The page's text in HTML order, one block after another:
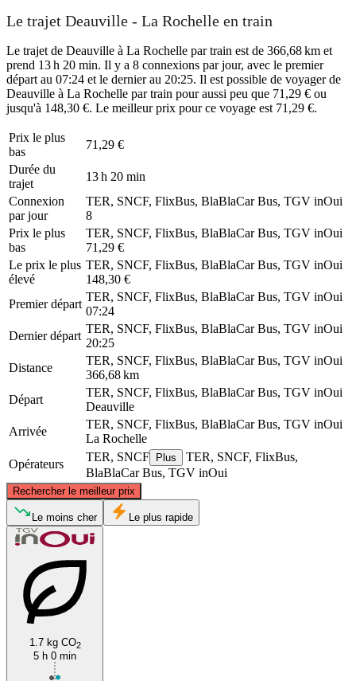
Le trajet Deauville - La Rochelle en train
Le trajet de Deauville à La Rochelle par train est de 366,68 km et
prend 13 h 20 min. Il y a 8 connexions par jour, avec le premier
départ au 07:24 et le dernier au 20:25. Il est possible de voyager de
Deauville à La Rochelle par train pour aussi peu que 71,29 € ou
jusqu'à 148,30 €. Le meilleur prix pour ce voyage est 71,29 €.
Prix ​​le plus
bas
71,29 €
Durée du
trajet
13 h 20 min
Connexion
par jour
TER, SNCF, FlixBus, BlaBlaCar Bus, TGV inOui
8
Prix ​​le plus
bas
TER, SNCF, FlixBus, BlaBlaCar Bus, TGV inOui
71,29 €
Le prix le plus
élevé
TER, SNCF, FlixBus, BlaBlaCar Bus, TGV inOui
148,30 €
Premier départ
TER, SNCF, FlixBus, BlaBlaCar Bus, TGV inOui
07:24
Dernier départ
TER, SNCF, FlixBus, BlaBlaCar Bus, TGV inOui
20:25
Distance
TER, SNCF, FlixBus, BlaBlaCar Bus, TGV inOui
366,68 km
Départ
TER, SNCF, FlixBus, BlaBlaCar Bus, TGV inOui
Deauville
Arrivée
TER, SNCF, FlixBus, BlaBlaCar Bus, TGV inOui
La Rochelle
Opérateurs
TER, SNCF Plus
TER, SNCF, FlixBus,
BlaBlaCar Bus, TGV inOui
Rechercher le meilleur prix
Deauville
©CARTO, ©
Le moins cher Le plus rapide
1.7 kg CO2
5 h 0 min